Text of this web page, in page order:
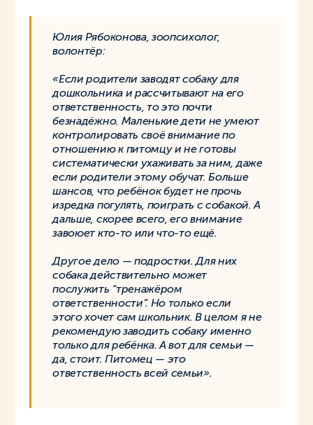
Юлия Рябоконова, зоопсихолог,
волонтёр:
«Если родители заводят собаку для
дошкольника и рассчитывают на его
ответственность, то это почти
безнадёжно. Маленькие дети не умеют
контролировать своё внимание по
отношению к питомцу и не готовы
систематически ухаживать за ним, даже
если родители этому обучат. Больше
шансов, что ребёнок будет не прочь
изредка погулять, поиграть с собакой. А
дальше, скорее всего, его внимание
завоюет кто-то или что-то ещё.
Другое дело — подростки. Для них
собака действительно может
послужить “тренажёром
ответственности”. Но только если
этого хочет сам школьник. В целом я не
рекомендую заводить собаку именно
только для ребёнка. А вот для семьи —
да, стоит. Питомец — это
ответственность всей семьи».